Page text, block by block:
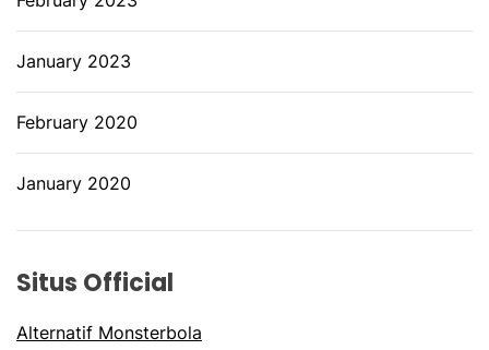
January 2023
February 2020
January 2020
Situs Official
Alternatif Monsterbola